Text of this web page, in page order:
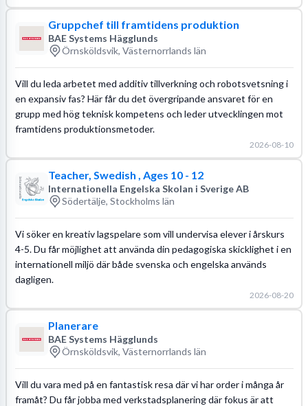
Gruppchef till framtidens produktion
BAE Systems Hägglunds
Örnsköldsvik, Västernorrlands län
Vill du leda arbetet med additiv tillverkning och robotsvetsning i
en expansiv fas? Här får du det övergripande ansvaret för en
grupp med hög teknisk kompetens och leder utvecklingen mot
framtidens produktionsmetoder.
2026-08-10
Teacher, Swedish , Ages 10 - 12
Internationella Engelska Skolan i Sverige AB
Södertälje, Stockholms län
Vi söker en kreativ lagspelare som vill undervisa elever i årskurs
4-5. Du får möjlighet att använda din pedagogiska skicklighet i en
internationell miljö där både svenska och engelska används
dagligen.
2026-08-20
Planerare
BAE Systems Hägglunds
Örnsköldsvik, Västernorrlands län
Vill du vara med på en fantastisk resa där vi har order i många år
framåt? Du får jobba med verkstadsplanering där fokus är att